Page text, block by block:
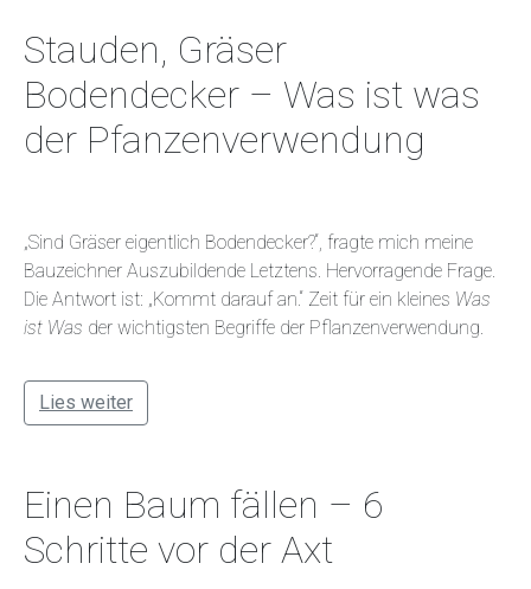
Stauden, Gräser
Bodendecker – Was ist was
der Pfanzenverwendung
„Sind Gräser eigentlich Bodendecker?“, fragte mich meine
Bauzeichner Auszubildende Letztens. Hervorragende Frage.
Die Antwort ist: „Kommt darauf an.“ Zeit für ein kleines Was
ist Was der wichtigsten Begriffe der Pflanzenverwendung.
Lies weiter
Einen Baum fällen – 6
Schritte vor der Axt